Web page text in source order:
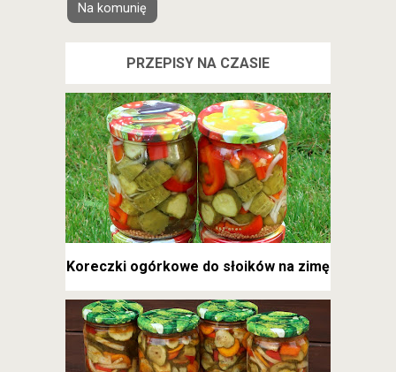
Na komunię
PRZEPISY NA CZASIE
Koreczki ogórkowe do słoików na zimę